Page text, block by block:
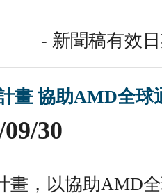
- 新聞稿有效
畫 協助AMD全球
30
畫，以協助AMD